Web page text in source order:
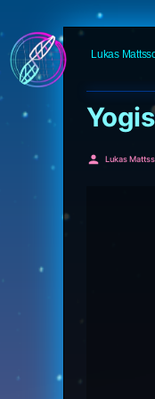
Hoppa
till
Lukas
Publicerat
Lukas